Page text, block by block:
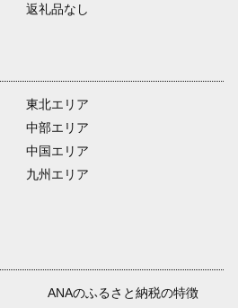
返礼品なし
東北エリア
中部エリア
中国エリア
九州エリア
ANAのふるさと納税の特徴